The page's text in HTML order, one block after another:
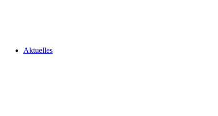
Aktuelles